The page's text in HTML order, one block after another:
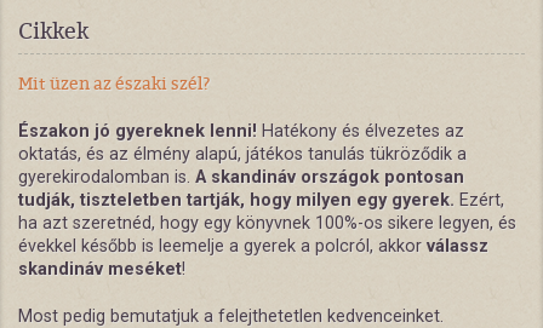
Cikkek
Mit üzen az északi szél?
Északon jó gyereknek lenni! Hatékony és élvezetes az
oktatás, és az élmény alapú, játékos tanulás tükröződik a
gyerekirodalomban is. A skandináv országok pontosan
tudják, tiszteletben tartják, hogy milyen egy gyerek. Ezért,
ha azt szeretnéd, hogy egy könyvnek 100%-os sikere legyen, és
évekkel később is leemelje a gyerek a polcról, akkor válassz
skandináv meséket!
Most pedig bemutatjuk a felejthetetlen kedvenceinket.